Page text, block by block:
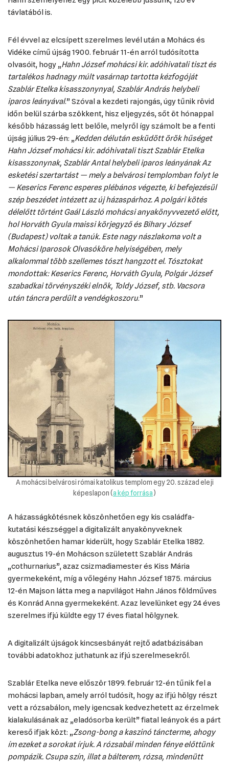
távlatából is.
Fél évvel az elcsípett szerelmes levél után a Mohács és
Vidéke című újság 1900. február 11-én arról tudósította
olvasóit, hogy „Hahn József mohácsi kir. adóhivatali tiszt és
tartalékos hadnagy múlt vasárnap tartotta kézfogóját
Szablár Etelka kisasszonynyal, Szablár András helybeli
iparos leányával.” Szóval a kezdeti rajongás, úgy tűnik rövid
időn belül szárba szökkent, hisz eljegyzés, sőt öt hónappal
később házasság lett belőle, melyről így számolt be a fenti
újság július 29-én: „Kedden délután esküdött örök hűséget
Hahn József mohácsi kir. adóhivatali tiszt Szablár Etelka
kisasszonynak, Szablár Antal helybeli iparos leányának Az
esketési szertartást — mely a belvárosi templomban folyt le
— Keserics Ferenc esperes plébános végezte, ki befejezésül
szép beszédet intézett az új házaspárhoz. A polgári kötés
délelőtt történt Gaál László mohácsi anyakönyvvezető előtt,
hol Horváth Gyula maissi körjegyző és Bihary József
(Budapest) voltak a tanúk. Este nagy nászlakoma volt a
Mohácsi Iparosok Olvasóköre helyiségében, mely
alkalommal több szellemes tószt hangzott el. Tósztokat
mondottak: Keserics Ferenc, Horváth Gyula, Polgár József
szabadkai törvényszéki elnök, Toldy József, stb. Vacsora
után táncra perdült a vendégkoszoru.”
A mohácsi belvárosi római katolikus templom egy 20. század eleji
képeslapon (a kép forrása)
A házasságkötésnek köszönhetően egy kis családfa-
kutatási készséggel a digitalizált anyakönyveknek
köszönhetően hamar kiderült, hogy Szablár Etelka 1882.
augusztus 19-én Mohácson született Szablár András
„cothurnarius”, azaz csizmadiamester és Kiss Mária
gyermekeként, míg a vőlegény Hahn József 1875. március
12-én Majson látta meg a napvilágot Hahn János földműves
és Konrád Anna gyermekeként. Azaz levelünket egy 24 éves
szerelmes ifjú küldte egy 17 éves fiatal hölgynek.
A digitalizált újságok kincsesbányát rejtő adatbázisában
további adatokhoz juthatunk az ifjú szerelmesekről.
Szablár Etelka neve először 1899. február 12-én tűnik fel a
mohácsi lapban, amely arról tudósít, hogy az ifjú hölgy részt
vett a rózsabálon, mely igencsak kedvezhetett az érzelmek
kialakulásának az „eladósorba került” fiatal leányok és a párt
kereső ifjak közt: „Zsong-bong a kaszinó táncterme, ahogy
ím ezeket a sorokat írjuk. A rózsabál minden fénye előttünk
pompázik. Csupa szín, illat a bálterem, rózsa, mindenütt